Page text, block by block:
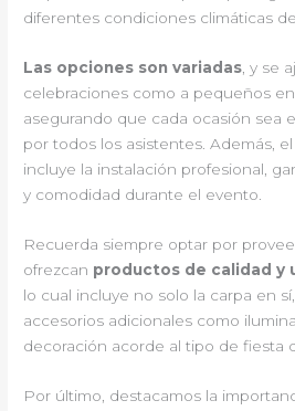
diferentes condiciones climáticas
Las opciones son variadas, y se
celebraciones como a pequeños
asegurando que cada ocasión sea
por todos los asistentes. Además,
incluye la instalación profesional,
y comodidad durante el evento.
Recuerda siempre optar por
ofrezcan productos de calidad y
lo cual incluye no solo la carpa en
accesorios adicionales como
decoración acorde al tipo de fiesta
Por último, destacamos la